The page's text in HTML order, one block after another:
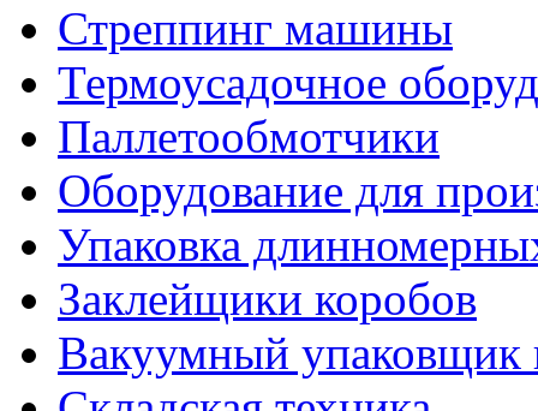
Стреппинг машины
Термоусадочное
Паллетообмотчики
Оборудование для
Упаковка
Заклейщики коробов
Вакуумный упаковщик